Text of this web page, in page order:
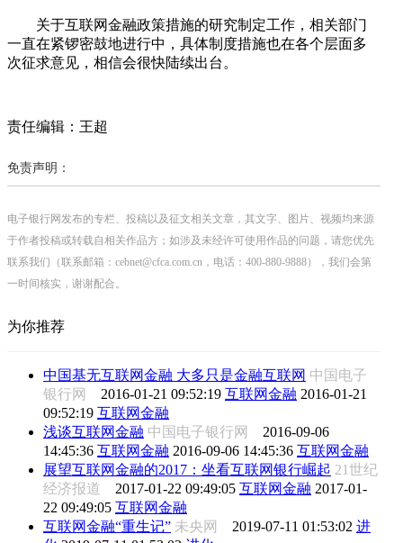
关于互联网金融政策措施的研究制定工作，相关部门
一直在紧锣密鼓地进行中，具体制度措施也在各个层面多
次征求意见，相信会很快陆续出台。
责任编辑：王超
免责声明：
电子银行网发布的专栏、投稿以及征文相关文章，其文字、图片、视频均来源
于作者投稿或转载自相关作品方；如涉及未经许可使用作品的问题，请您优先
联系我们（联系邮箱：cebnet@cfca.com.cn，电话：400-880-9888），我们会第
一时间核实，谢谢配合。
为你推荐
中国基无互联网金融 大多只是金融互联网 中国电子
银行网 2016-01-21 09:52:19 互联网金融 2016-01-21
09:52:19 互联网金融
浅谈互联网金融 中国电子银行网 2016-09-06
14:45:36 互联网金融 2016-09-06 14:45:36 互联网金融
展望互联网金融的2017：坐看互联网银行崛起 21世纪
经济报道 2017-01-22 09:49:05 互联网金融 2017-01-
22 09:49:05 互联网金融
互联网金融“重生记” 未央网 2019-07-11 01:53:02 进